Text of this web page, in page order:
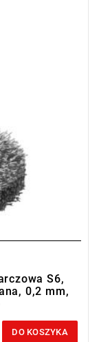
S6,
0,2 mm,
DO KOSZYKA